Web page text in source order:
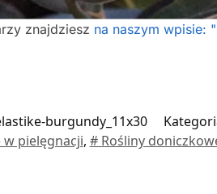
znajdziesz na naszym wpisie:
burgundy_11x30
pielęgnacji, # Rośliny